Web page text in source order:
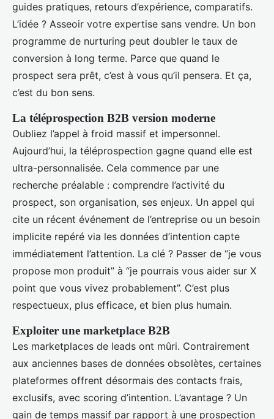
guides pratiques, retours d’expérience, comparatifs.
L’idée ? Asseoir votre expertise sans vendre. Un bon
programme de nurturing peut doubler le taux de
conversion à long terme. Parce que quand le
prospect sera prêt, c’est à vous qu’il pensera. Et ça,
c’est du bon sens.
La téléprospection B2B version moderne
Oubliez l’appel à froid massif et impersonnel.
Aujourd’hui, la téléprospection gagne quand elle est
ultra-personnalisée. Cela commence par une
recherche préalable : comprendre l’activité du
prospect, son organisation, ses enjeux. Un appel qui
cite un récent événement de l’entreprise ou un besoin
implicite repéré via les données d’intention capte
immédiatement l’attention. La clé ? Passer de “je vous
propose mon produit” à “je pourrais vous aider sur X
point que vous vivez probablement”. C’est plus
respectueux, plus efficace, et bien plus humain.
Exploiter une marketplace B2B
Les marketplaces de leads ont mûri. Contrairement
aux anciennes bases de données obsolètes, certaines
plateformes offrent désormais des contacts frais,
exclusifs, avec scoring d’intention. L’avantage ? Un
gain de temps massif par rapport à une prospection